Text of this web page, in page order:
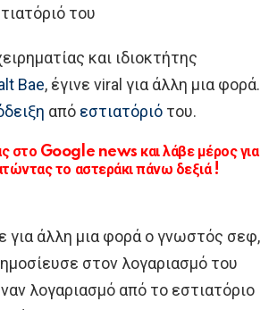
του
και ιδιοκτήτης
Bae, έγινε viral για άλλη μια φορά.
από εστιατόριό του.
στο Google news και λάβε μέρος για
το αστεράκι πάνω δεξιά !
για άλλη μια φορά ο γνωστός σεφ,
στον λογαριασμό του
λογαριασμό από το εστιατόριο